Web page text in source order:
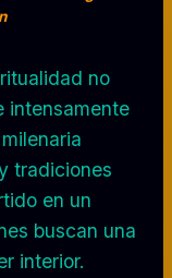
no
intensamente
tradiciones
en un
buscan una
interior.